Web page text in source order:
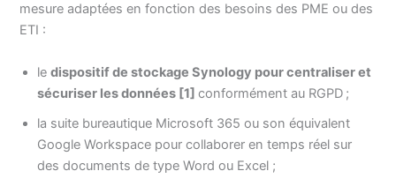
mesure adaptées en fonction des besoins des PME ou des
ETI :
ledispositif de stockage Synology pour centraliser et
sécuriser les données [1]conformément au RGPD ;
la suite bureautique Microsoft 365 ou son équivalent
Google Workspace pour collaborer en temps réel sur
des documents de type Word ou Excel ;